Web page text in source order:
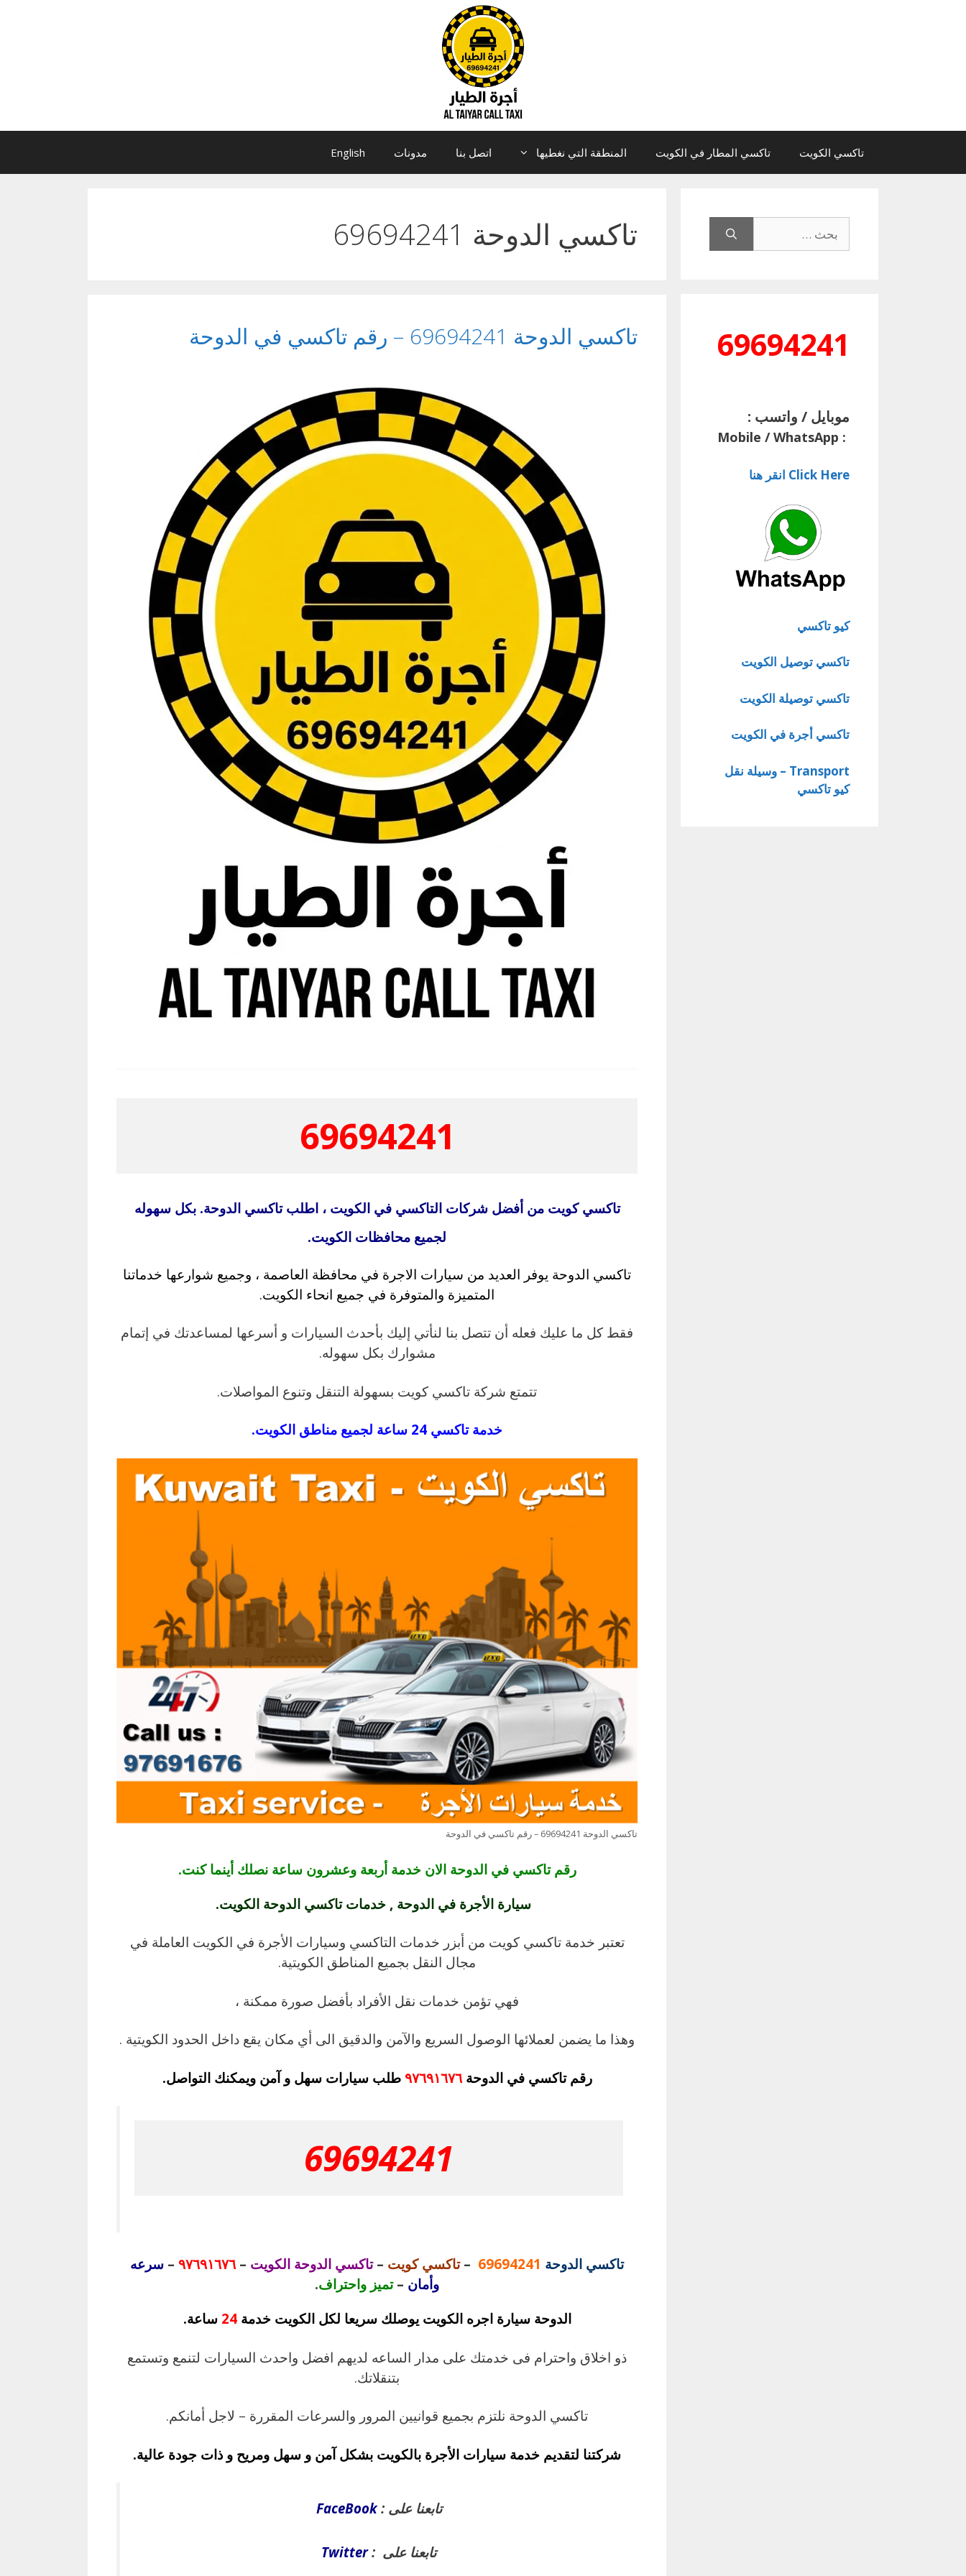
تاكسي الكويت تاكسي المطار في الكويت المنطقة التي نغطيها اتصل بنا مدونات English
تاكسي الدوحة 69694241
تاكسي الدوحة 69694241 – رقم تاكسي في الدوحة
69694241
تاكسي كويت من أفضل شركات التاكسي في الكويت ، اطلب تاكسي الدوحة. بكل سهوله
لجميع محافظات الكويت.
تاكسي الدوحة يوفر العديد من سيارات الاجرة في محافظة العاصمة ، وجميع شوارعها خدماتنا
المتميزة والمتوفرة في جميع انحاء الكويت.
فقط كل ما عليك فعله أن تتصل بنا لنأتي إليك بأحدث السيارات و أسرعها لمساعدتك في إتمام
مشوارك بكل سهوله.
تتمتع شركة تاكسي كويت بسهولة التنقل وتنوع المواصلات.
خدمة تاكسي 24 ساعة لجميع مناطق الكويت.
تاكسي الدوحة 69694241 – رقم تاكسي في الدوحة
رقم تاكسي في الدوحة الان خدمة أربعة وعشرون ساعة نصلك أينما كنت.
سيارة الأجرة في الدوحة , خدمات تاكسي الدوحة الكويت.
تعتبر خدمة تاكسي كويت من أبزر خدمات التاكسي وسيارات الأجرة في الكويت العاملة في
مجال النقل بجميع المناطق الكويتية.
فهي تؤمن خدمات نقل الأفراد بأفضل صورة ممكنة ،
وهذا ما يضمن لعملائها الوصول السريع والآمن والدقيق الى أي مكان يقع داخل الحدود الكويتية .
رقم تاكسي في الدوحة٩٧٦٩١٦٧٦ طلب سيارات سهل و آمن ويمكنك التواصل.
69694241
تاكسي الدوحة 69694241
– تاكسي كويت – تاكسي الدوحة الكويت –٩٧٦٩١٦٧٦ – سرعه
وأمان –تميز واحتراف.
الدوحة سيارة اجره الكويت يوصلك سريعا لكل الكويت خدمة24 ساعة.
ذو اخلاق واحترام فى خدمتك على مدار الساعه لديهم افضل واحدث السيارات لتنمع وتستمع
بتنقلاتك.
تاكسي الدوحة نلتزم بجميع قوانيين المرور والسرعات المقررة – لاجل أمانكم.
شركتنا لتقديم خدمة سيارات الأجرة بالكويت بشكل آمن و سهل ومريح و ذات جودة عالية.
تابعنا على :FaceBook
تابعنا على : Twitter
عن:
69694241
موبايل / واتسب :
:
Mobile / WhatsApp
Click Here انقر هنا
كيو تاكسي
تاكسي توصيل الكويت
تاكسي توصيلة الكويت
تاكسي أجرة في الكويت
Transport – وسيلة نقل
كيو تاكسي